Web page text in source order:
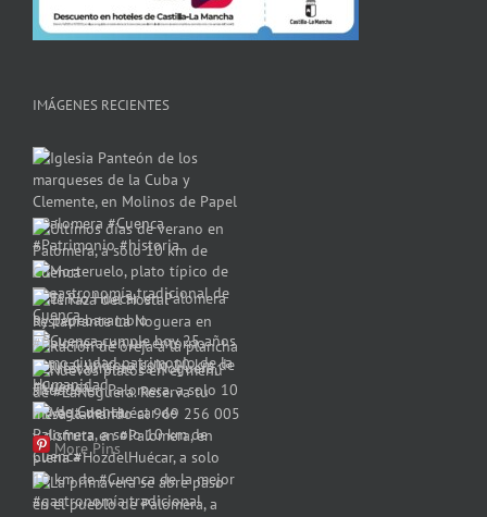
IMÁGENES RECIENTES
More Pins